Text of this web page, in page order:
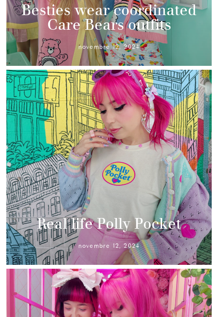
Besties wear coordinated
Care Bears outfits
novembre 12, 2024
Real life Polly Pocket
novembre 12, 2024